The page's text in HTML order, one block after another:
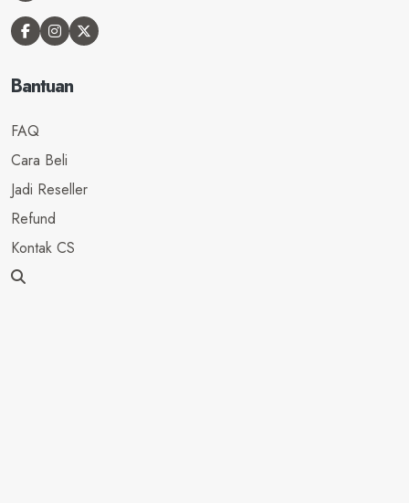
Bantuan
FAQ
Cara Beli
Jadi Reseller
Refund
Kontak CS